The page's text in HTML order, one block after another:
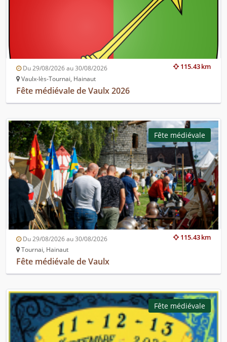
115.43 km
Du 29/08/2026 au 30/08/2026
Vaulx-lès-Tournai, Hainaut
Fête médiévale de Vaulx 2026
Fête médiévale
115.43 km
Du 29/08/2026 au 30/08/2026
Tournai, Hainaut
Fête médiévale de Vaulx
Fête médiévale